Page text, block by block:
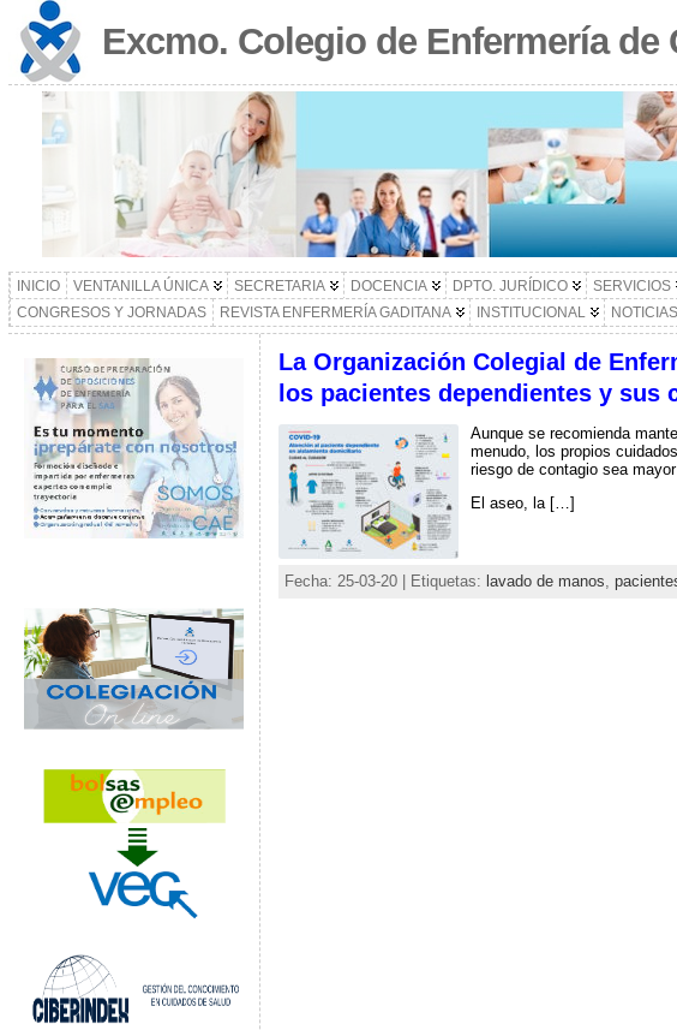
Excmo. Colegio de Enfermería de
INICIO VENTANILLA ÚNICA SECRETARIA DOCENCIA DPTO. JURÍDICO SERVICIOS
CONGRESOS Y JORNADAS
REVISTA ENFERMERÍA GADITANA INSTITUCIONAL NOTICIAS
La Organización Colegial de
los pacientes dependientes y sus
Aunque se recomienda
menudo, los propios
riesgo de contagio sea
El aseo, la […]
Fecha: 25-03-20 | Etiquetas: lavado de manos